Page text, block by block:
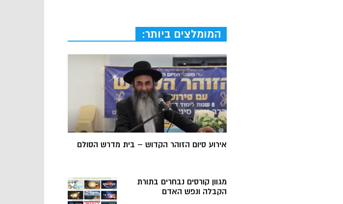
המומלצים ביותר:
אירוע סיום הזוהר הקדוש – בית מדרש הסולם
מגוון קורסים נבחרים בתורת
הקבלה ונפש האדם